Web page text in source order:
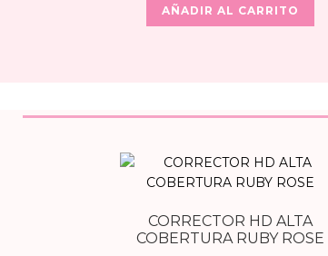
AÑADIR AL CARRITO
CORRECTOR HD ALTA
COBERTURA RUBY ROSE